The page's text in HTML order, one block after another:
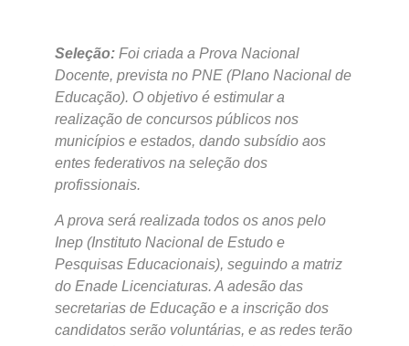
Seleção: Foi criada a Prova Nacional
Docente, prevista no PNE (Plano Nacional de
Educação). O objetivo é estimular a
realização de concursos públicos nos
municípios e estados, dando subsídio aos
entes federativos na seleção dos
profissionais.
A prova será realizada todos os anos pelo
Inep (Instituto Nacional de Estudo e
Pesquisas Educacionais), seguindo a matriz
do Enade Licenciaturas. A adesão das
secretarias de Educação e a inscrição dos
candidatos serão voluntárias, e as redes terão